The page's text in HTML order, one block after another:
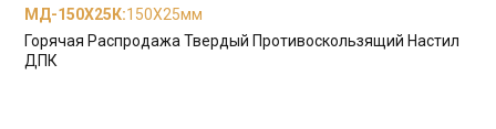
МД-150Х25К:150X25мм
Горячая Распродажа Твердый Противоскользящий Настил
ДПК